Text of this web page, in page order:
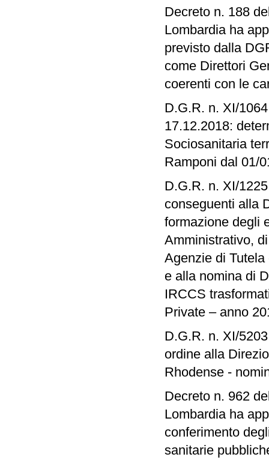
Decreto n. 188
Lombardia ha
previsto dalla
come Direttori
coerenti con le
D.G.R. n. XI/
17.12.2018:
Sociosanitaria
Ramponi dal 01/
D.G.R. n. XI/
conseguenti alla
formazione degli
Amministrativo,
Agenzie di
e alla nomina di
IRCCS
Private – anno
D.G.R. n. XI/
ordine alla
Rhodense -
Decreto n. 962
Lombardia ha
conferimento
sanitarie